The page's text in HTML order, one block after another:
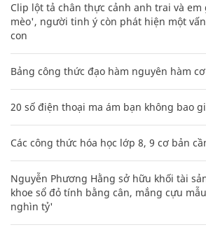
Clip lột tả chân thực cảnh anh trai và
mèo', người tinh ý còn phát hiện một
con
Bảng công thức đạo hàm nguyên hàm
20 số điện thoại ma ám bạn không bao
Các công thức hóa học lớp 8, 9 cơ bản
Nguyễn Phương Hằng sở hữu khối tài
khoe sổ đỏ tính bằng cân, mắng cựu
nghìn tỷ'